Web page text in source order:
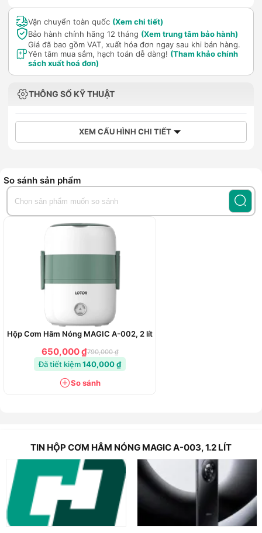
Vận chuyển toàn quốc (Xem chi tiết)
Bảo hành chính hãng 12 tháng (Xem trung tâm bảo hành)
Giá đã bao gồm VAT, xuất hóa đơn ngay sau khi bán hàng.
Yên tâm mua sắm, hạch toán dễ dàng! (Tham khảo chính
sách xuất hoá đơn)
THÔNG SỐ KỸ THUẬT
XEM CẤU HÌNH CHI TIẾT
So sánh sản phẩm
Hộp Cơm Hâm Nóng MAGIC A-002, 2 lít
650,000 ₫790,000 ₫
Đã tiết kiệm140,000 ₫
So sánh
TIN HỘP CƠM HÂM NÓNG MAGIC A-003, 1.2 LÍT